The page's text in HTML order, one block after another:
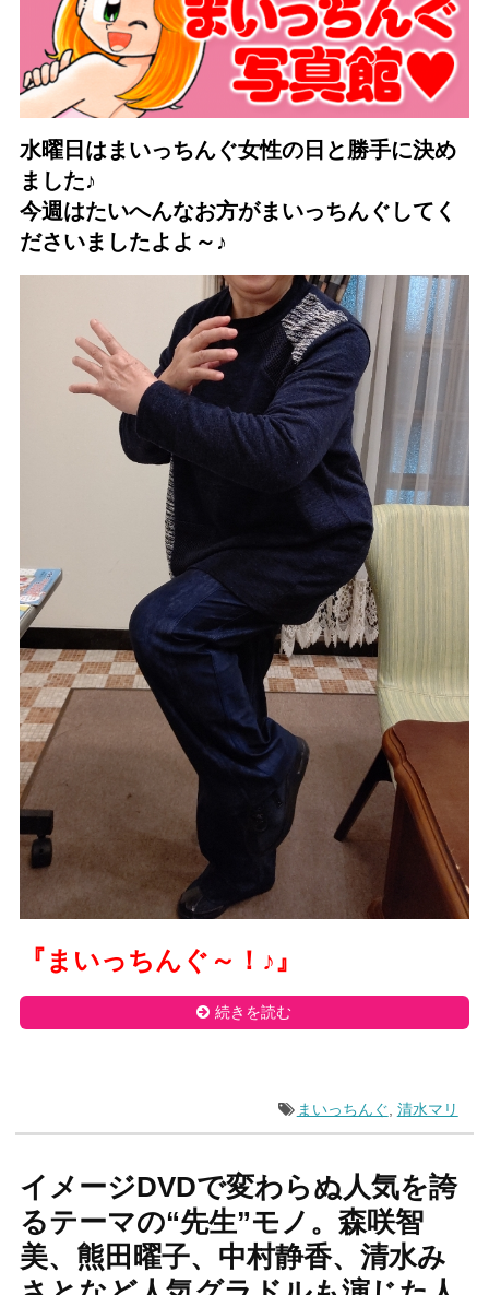
水曜日はまいっちんぐ女性の日と勝手に決め
ました♪
今週はたいへんなお方がまいっちんぐしてく
ださいましたよよ～♪
『まいっちんぐ～！ ♪』
続きを読む
まいっちんぐ 清水マリ
イメージDVDで変わらぬ人気を誇
るテーマの“先生”モノ。森咲智
美、熊田曜子、中村静香、清水み